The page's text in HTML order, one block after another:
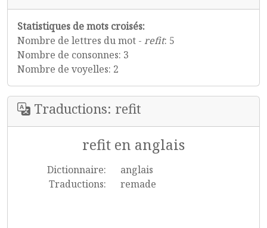
Statistiques de mots croisés:
Nombre de lettres du mot - refit: 5
Nombre de consonnes: 3
Nombre de voyelles: 2
Traductions: refit
refit en anglais
Dictionnaire:
anglais
Traductions:
remade